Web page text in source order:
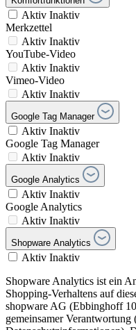
Aktiv Inaktiv
Merkzettel
Aktiv Inaktiv
YouTube-Video
Aktiv Inaktiv
Vimeo-Video
Aktiv Inaktiv
Google Tag Manager
Aktiv Inaktiv
Google Tag Manager
Aktiv Inaktiv
Google Analytics
Aktiv Inaktiv
Google Analytics
Aktiv Inaktiv
Shopware Analytics
Aktiv Inaktiv
Shopware Analytics ist ein
Shopping-Verhaltens auf
shopware AG (Ebbinghoff
gemeinsamer Verantwortung